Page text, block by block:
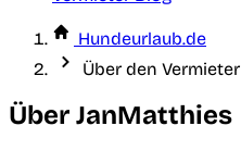
Hundeurlaub.de
Über den Vermieter
Über JanMatthies